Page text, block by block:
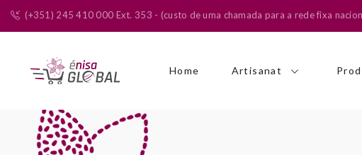
(+351) 245 410 000 Ext. 353 - (custo de uma chamada para a rede fixa
Home Artisanat